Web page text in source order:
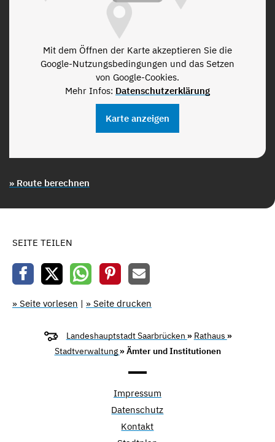
Mit dem Öffnen der Karte akzeptieren Sie die
Google-Nutzungsbedingungen und das Setzen
von Google-Cookies.
Mehr Infos: Datenschutzerklärung
Karte anzeigen
» Route berechnen
SEITE TEILEN
» Seite vorlesen | » Seite drucken
Landeshauptstadt Saarbrücken » Rathaus »
Stadtverwaltung » Ämter und Institutionen
Impressum
Datenschutz
Kontakt